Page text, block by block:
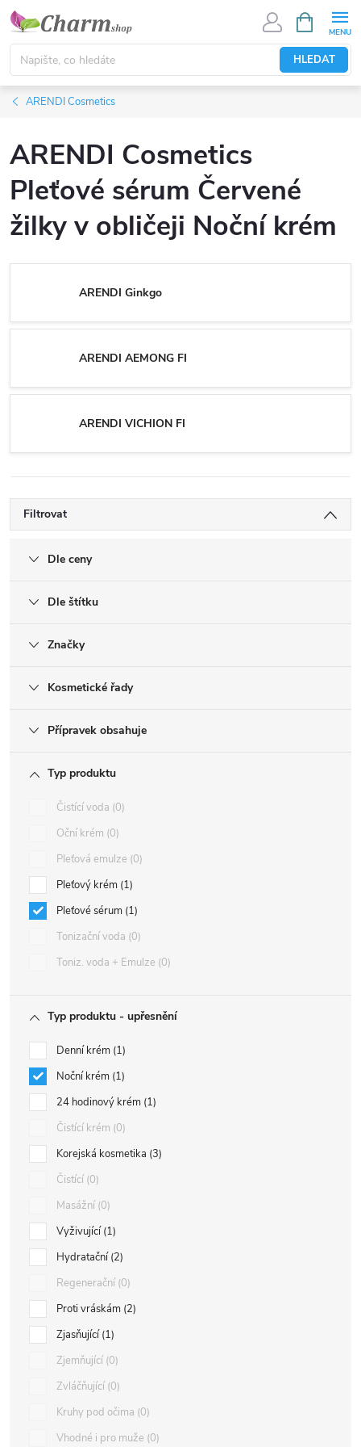
Přejít
obsah
HLEDAT
NÁKUPNÍ
KOŠÍK
ARENDI Cosmetics
ARENDI Cosmetics
Pleťové sérum Červené
žilky v obličeji Noční krém
ARENDI Ginkgo
ARENDI AEMONG FI
ARENDI VICHION FI
Filtrovat
Dle ceny
Dle štítku
Značky
Kosmetické řady
Přípravek obsahuje
Typ produktu
Čistící voda 0
Oční krém 0
Pleťová emulze 0
Pleťový krém 1
Pleťové sérum 1
Tonizační voda 0
Toniz. voda + Emulze 0
Typ produktu - upřesnění
Denní krém 1
Noční krém 1
24 hodinový krém 1
Čistící krém 0
Korejská kosmetika 3
Čistící 0
Masážní 0
Vyživující 1
Hydratační 2
Regenerační 0
Proti vráskám 2
Zjasňující 1
Zjemňující 0
Zvláčňující 0
Kruhy pod očima 0
Vhodné i pro muže 0